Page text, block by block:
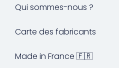
Qui sommes-nous ?
Carte des fabricants
Made in France 🇫🇷